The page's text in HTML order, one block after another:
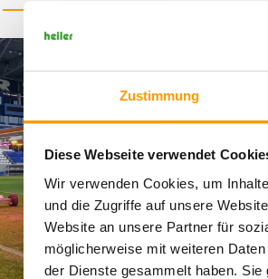
Zustimmung
Diese Webseite verwendet
Wir verwenden Cookies, um
und die Zugriffe auf unsere
Website an unsere Partner für
möglicherweise mit weiteren
der Dienste gesammelt haben.